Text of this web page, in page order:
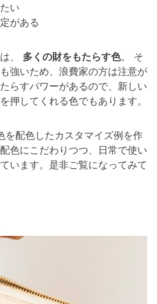
い
がある
、 多くの財をもたらす色。 そ
強いため、浪費家の方は注意が
らすパワーがあるので、新しい
押してくれる色でもあります。
を配色したカスタマイズ例を作
色にこだわりつつ、日常で使い
います。是非ご覧になってみて